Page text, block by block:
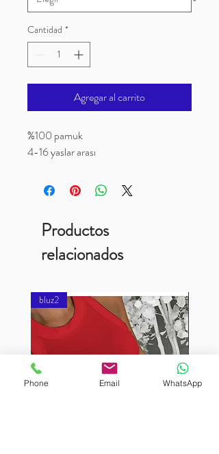
Cantidad *
Agregar al carrito
%100 pamuk
4-16 yaslar arası
Productos
relacionados
bluz2
Phone Email WhatsApp